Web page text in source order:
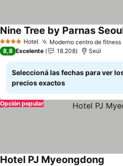
4 EstrellasHotel Moderno centro de fitness
Nine Tree by Parnas
8,8 Excelente 18.208 Seúl
Seleccioná las fechas para ver
precios exactos
Opción popular
Hotel PJ Myeongdong